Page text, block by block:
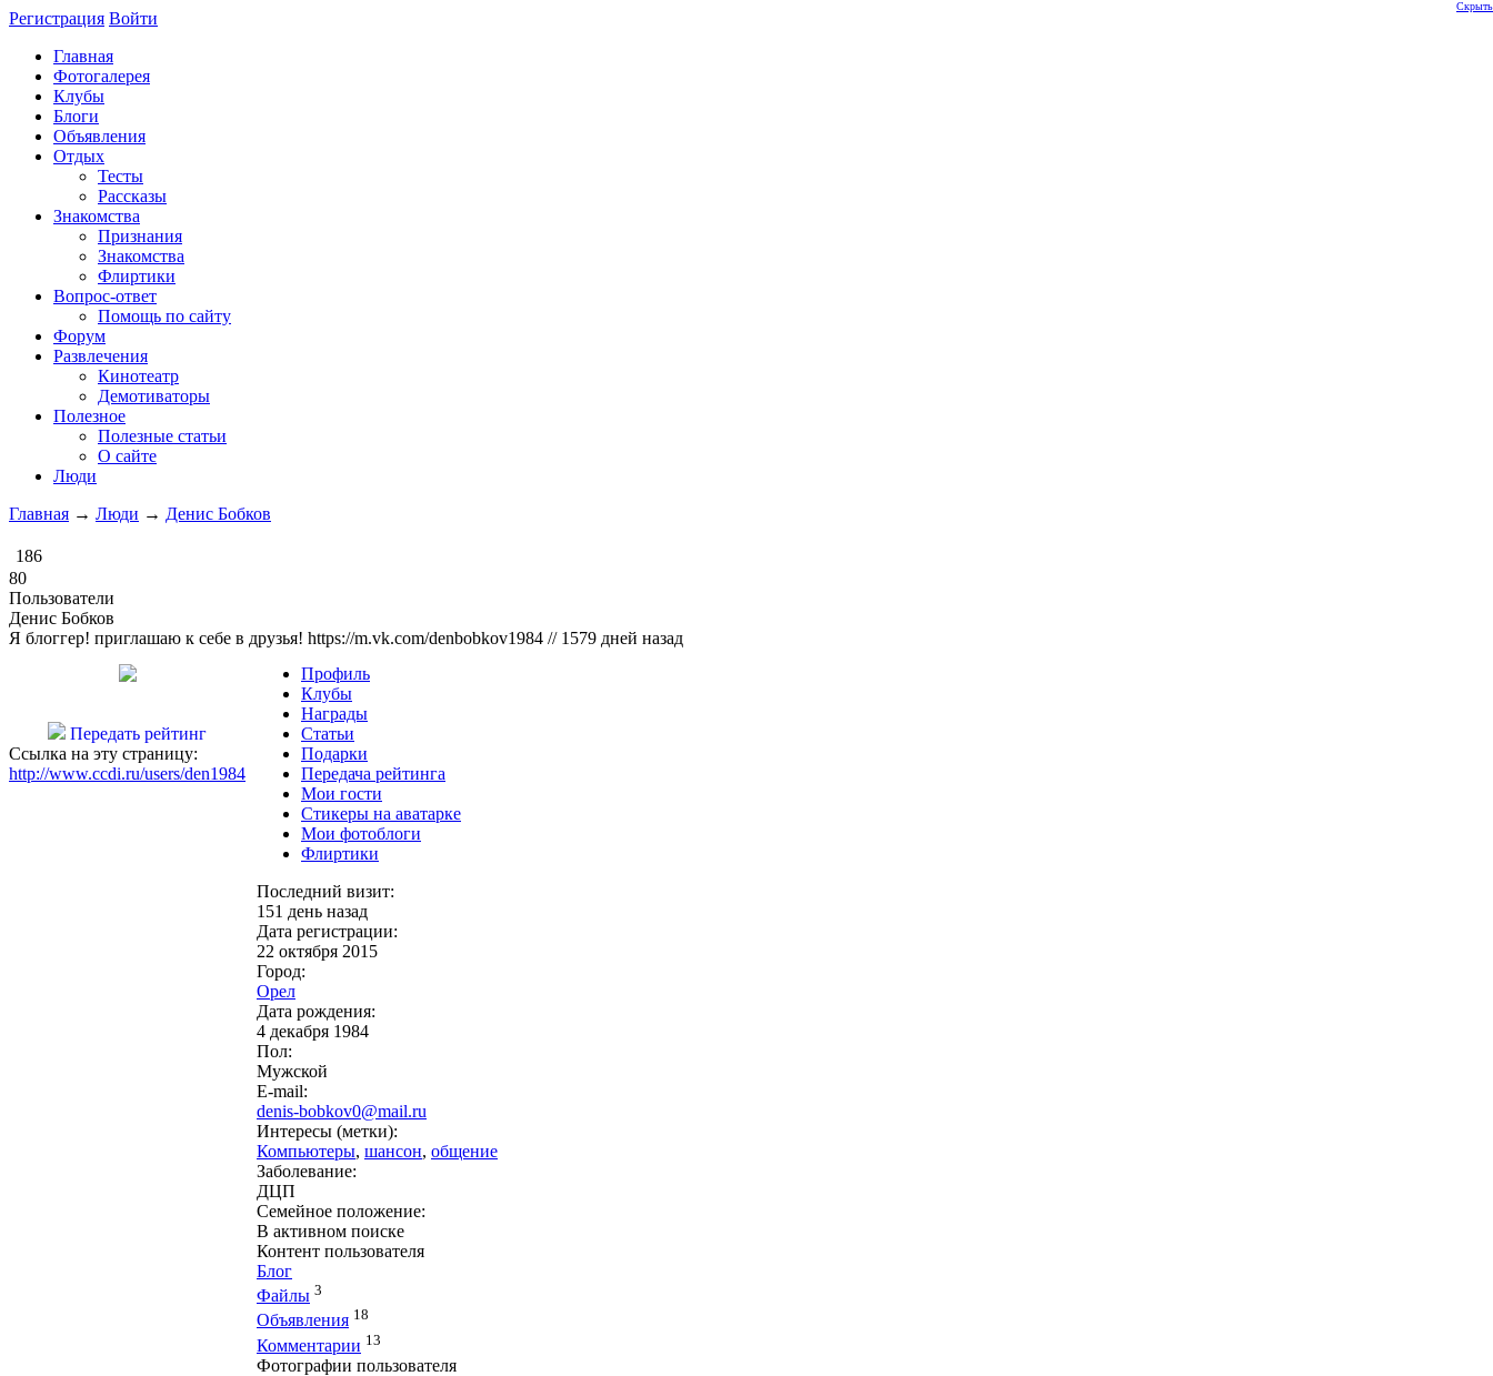
Регистрация Войти
Главная
Фотогалерея
Клубы
Блоги
Объявления
Отдых
Тесты
Рассказы
Знакомства
Признания
Знакомства
Флиртики
Вопрос-ответ
Помощь по сайту
Форум
Развлечения
Кинотеатр
Демотиваторы
Полезное
Полезные статьи
О сайте
Люди
Главная → Люди → Денис Бобков
186
80
Пользователи
Денис Бобков
Я блоггер! приглашаю к себе в друзья! https://m.vk.com/denbobkov1984 // 1579 дней назад
Передать рейтинг
Ссылка на эту страницу:
http://www.ccdi.ru/users/den1984
Профиль
Клубы
Награды
Статьи
Подарки
Передача рейтинга
Мои гости
Стикеры на аватарке
Мои фотоблоги
Флиртики
Последний визит:
151 день назад
Дата регистрации:
22 октября 2015
Город:
Орел
Дата рождения:
4 декабря 1984
Пол:
Мужской
E-mail:
denis-bobkov0@mail.ru
Интересы (метки):
Компьютеры, шансон, общение
Заболевание:
ДЦП
Семейное положение:
В активном поиске
Контент пользователя
Блог
Файлы 3
Объявления 18
Комментарии 13
Фотографии пользователя
Скрыть